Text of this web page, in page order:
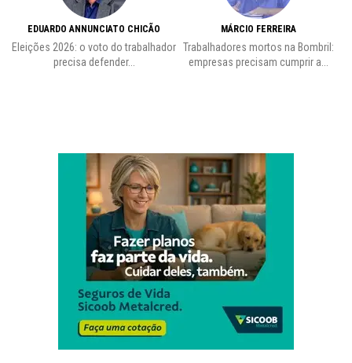
EDUARDO ANNUNCIATO CHICÃO
Eleições 2026: o voto do trabalhador
precisa defender...
MÁRCIO FERREIRA
Trabalhadores mortos na Bombril:
empresas precisam cumprir a...